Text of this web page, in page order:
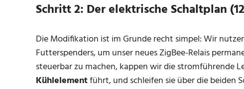
Schritt 2: Der elektrische Schaltplan
Die Modifikation ist im Grunde recht simpel: Wir
Futterspenders, um unser neues ZigBee-Relais
steuerbar zu machen, kappen wir die stromführende
Kühlelementführt, und schleifen sie über die beiden